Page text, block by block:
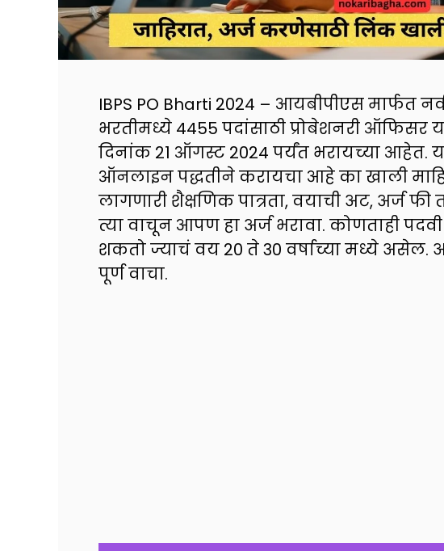
IBPS PO Bharti 2024 – आयबीपीएस मार्फत
भरतीमध्ये 4455 पदांसाठी प्रोबेशनरी ऑफिसर
दिनांक 21 ऑगस्ट 2024 पर्यंत भरायच्या आहेत.
ऑनलाइन पद्धतीने करायचा आहे का खाली
लागणारी शैक्षणिक पात्रता, वयाची अट, अर्ज
त्या वाचून आपण हा अर्ज भरावा. कोणताही
शकतो ज्याचं वय 20 ते 30 वर्षाच्या मध्ये असेल.
पूर्ण वाचा.